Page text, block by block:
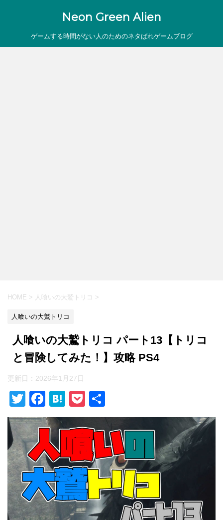
Neon Green Alien
ゲームする時間がない人のためのネタばれゲームブログ
HOME > 人喰いの大鷲トリコ >
人喰いの大鷲トリコ
人喰いの大鷲トリコ パート13【トリコ
と冒険してみた！】攻略 PS4
更新日： 2026年1月27日
T
wi
tt
er
F
a
c
e
b
o
o
k
H
at
e
n
a
P
o
ck
et
有